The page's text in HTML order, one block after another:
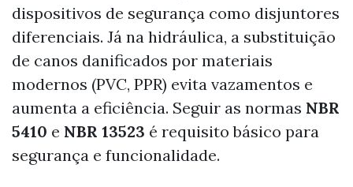
dispositivos de segurança como disjuntores
diferenciais. Já na hidráulica, a substituição
de canos danificados por materiais
modernos (PVC, PPR) evita vazamentos e
aumenta a eficiência. Seguir as normas NBR
5410 e NBR 13523 é requisito básico para
segurança e funcionalidade.